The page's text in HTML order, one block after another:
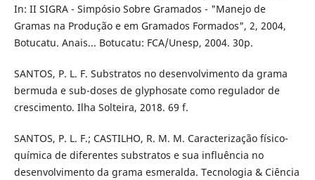
In: II SIGRA - Simpósio Sobre Gramados - "Manejo de
Gramas na Produção e em Gramados Formados", 2, 2004,
Botucatu. Anais... Botucatu: FCA/Unesp, 2004. 30p.
SANTOS, P. L. F. Substratos no desenvolvimento da grama
bermuda e sub-doses de glyphosate como regulador de
crescimento. Ilha Solteira, 2018. 69 f.
SANTOS, P. L. F.; CASTILHO, R. M. M. Caracterização físico-
química de diferentes substratos e sua influência no
desenvolvimento da grama esmeralda. Tecnologia & Ciência